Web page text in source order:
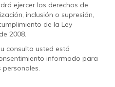
ejercer los derechos de
inclusión o supresión,
de la Ley
2008.
consulta usted está
informado para